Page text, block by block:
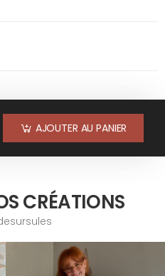
AJOUTER AU PANIER
CRÉATIONS